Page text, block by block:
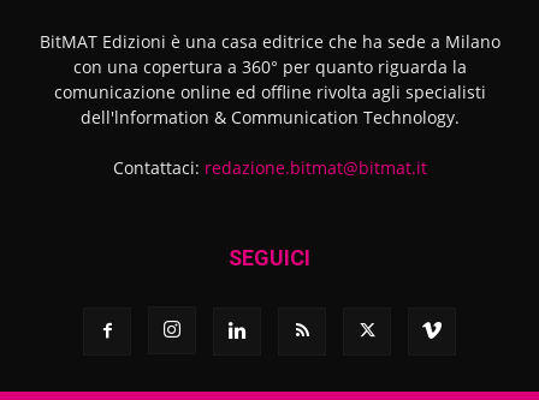
BitMAT Edizioni è una casa editrice che ha sede a Milano
con una copertura a 360° per quanto riguarda la
comunicazione online ed offline rivolta agli specialisti
dell'lnformation & Communication Technology.
Contattaci: redazione.bitmat@bitmat.it
SEGUICI